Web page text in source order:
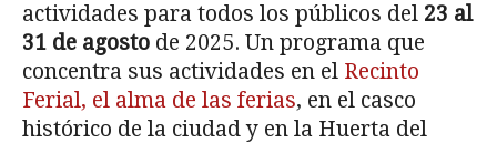
actividades para todos los públicos del 23 al
31 de agosto de 2025. Un programa que
concentra sus actividades en el Recinto
Ferial, el alma de las ferias, en el casco
histórico de la ciudad y en la Huerta del